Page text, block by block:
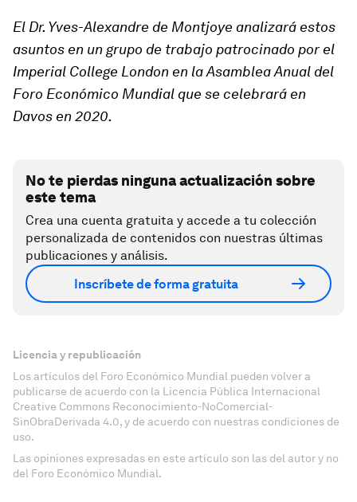
El Dr. Yves-Alexandre de Montjoye analizará estos
asuntos en un grupo de trabajo patrocinado por el
Imperial College London en la Asamblea Anual del
Foro Económico Mundial que se celebrará en
Davos en 2020.
No te pierdas ninguna actualización sobre
este tema
Crea una cuenta gratuita y accede a tu colección
personalizada de contenidos con nuestras últimas
publicaciones y análisis.
Inscríbete de forma gratuita
Licencia y republicación
Los artículos del Foro Económico Mundial pueden volver a
publicarse de acuerdo con la Licencia Pública Internacional
Creative Commons Reconocimiento-NoComercial-
SinObraDerivada 4.0, y de acuerdo con nuestras condiciones de
uso.
Las opiniones expresadas en este artículo son las del autor y no
del Foro Económico Mundial.